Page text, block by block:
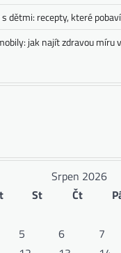
dětmi: recepty, které
jak najít zdravou míru
Srpen 2026
St Čt
5 6 7